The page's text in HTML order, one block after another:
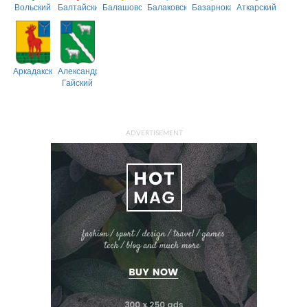
Вольский БалтайскийБалашовскийБалаковскийБазарнокарабулакский
Аткарский
АркадакскийАлександрово-
Гайский
ADVERTISEMENT